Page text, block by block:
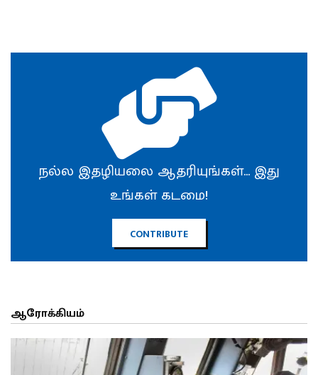
நல்ல இதழியலை ஆதரியுங்கள்... இது
உங்கள் கடமை!
CONTRIBUTE
ஆரோக்கியம்